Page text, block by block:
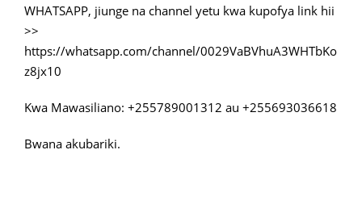
WHATSAPP, jiunge na channel yetu kwa kupofya link hii
>>
https://whatsapp.com/channel/0029VaBVhuA3WHTbKo
z8jx10
Kwa Mawasiliano: +255789001312 au +255693036618
Bwana akubariki.